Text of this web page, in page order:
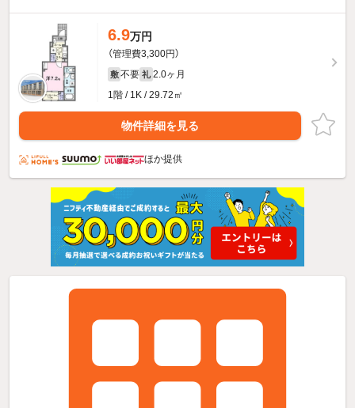
6.9万円
（管理費3,300円）
敷 不要 礼 2.0ヶ月
1階 / 1K / 29.72㎡
物件詳細を見る
ほか提供